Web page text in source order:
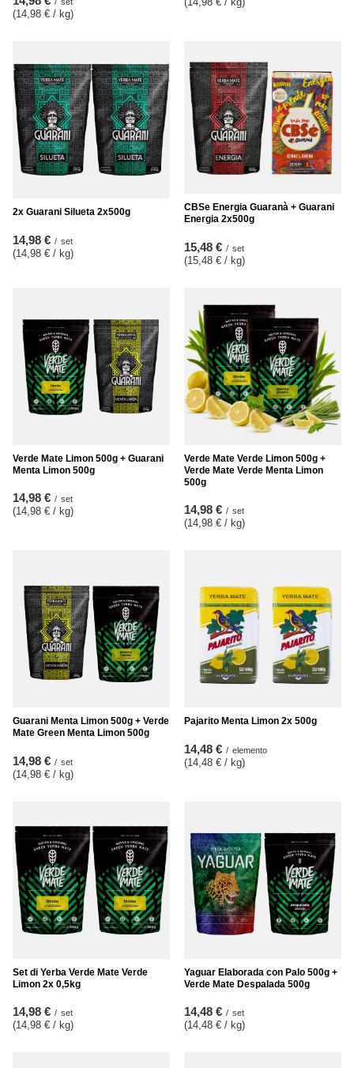
(14,98 € / kg)
2x Guarani Silueta 2x500g
14,98 € / set
(14,98 € / kg)
CBSe Energia Guaranà + Guarani
Energia 2x500g
15,48 € / set
(15,48 € / kg)
Verde Mate Limon 500g + Guarani
Menta Limon 500g
14,98 € / set
(14,98 € / kg)
Verde Mate Verde Limon 500g +
Verde Mate Verde Menta Limon
500g
14,98 € / set
(14,98 € / kg)
Guarani Menta Limon 500g + Verde
Mate Green Menta Limon 500g
14,98 € / set
(14,98 € / kg)
Pajarito Menta Limon 2x 500g
14,48 € / elemento
(14,48 € / kg)
Set di Yerba Verde Mate Verde
Limon 2x 0,5kg
14,98 € / set
(14,98 € / kg)
Yaguar Elaborada con Palo 500g +
Verde Mate Despalada 500g
14,48 € / set
(14,48 € / kg)